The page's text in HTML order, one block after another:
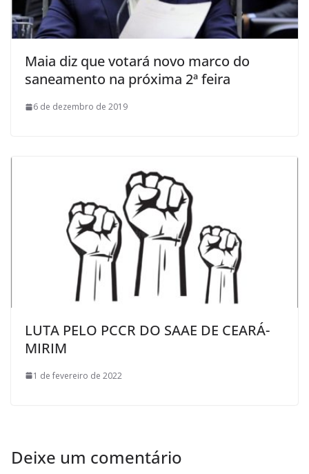
Maia diz que votará novo marco do
saneamento na próxima 2ª feira
6 de dezembro de 2019
LUTA PELO PCCR DO SAAE DE CEARÁ-
MIRIM
1 de fevereiro de 2022
Deixe um comentário